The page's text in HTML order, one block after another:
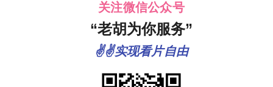
关注微信公众号
“老胡为你服务”
✌✌实现看片自由